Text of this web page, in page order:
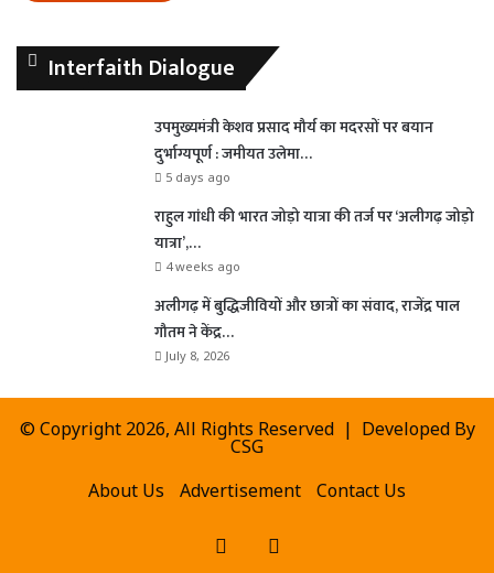
Interfaith Dialogue
उपमुख्यमंत्री केशव प्रसाद मौर्य का मदरसों पर बयान
दुर्भाग्यपूर्ण : जमीयत उलेमा…
5 days ago
राहुल गांधी की भारत जोड़ो यात्रा की तर्ज पर ‘अलीगढ़ जोड़ो
यात्रा’,…
4 weeks ago
अलीगढ़ में बुद्धिजीवियों और छात्रों का संवाद, राजेंद्र पाल
गौतम ने केंद्र…
July 8, 2026
© Copyright 2026, All Rights Reserved | Developed By
CSG
About Us
Advertisement Contact Us
Facebook